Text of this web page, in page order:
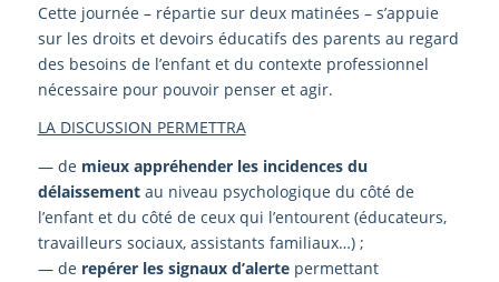
Cette journée – répartie sur deux matinées – s’appuie
sur les droits et devoirs éducatifs des parents au regard
des besoins de l’enfant et du contexte professionnel
nécessaire pour pouvoir penser et agir.
LA DISCUSSION PERMETTRA
— de mieux appréhender les incidences du
délaissementau niveau psychologique du côté de
l’enfant et du côté de ceux qui l’entourent (éducateurs,
travailleurs sociaux, assistants familiaux…) ;
— de repérer les signaux d’alertepermettant